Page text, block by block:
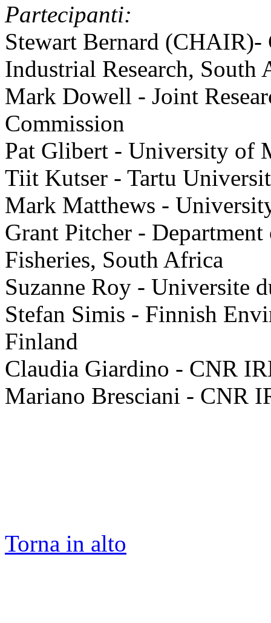
Partecipanti:
Stewart Bernard
Industrial Research, South
Mark Dowell - Joint
Commission
Pat Glibert - University of
Tiit Kutser - Tartu
Mark Matthews -
Grant Pitcher -
Fisheries, South Africa
Suzanne Roy - Universite
Stefan Simis - Finnish
Finland
Claudia Giardino - CNR
Mariano Bresciani - CNR
Torna in alto